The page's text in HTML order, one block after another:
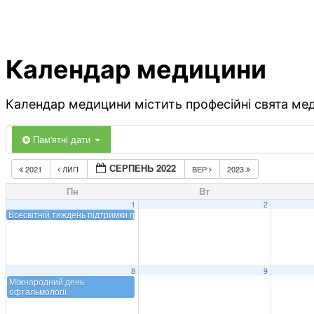
Календар медицини
Календар медицини містить професійні свята
Пам'ятні дати
2021 ЛИП СЕРПЕНЬ 2022 ВЕР 2023
Пн Вт
1
Всесвітній тиждень підтримки грудного вигодовування
2
8
Міжнародний день
офтальмології
9